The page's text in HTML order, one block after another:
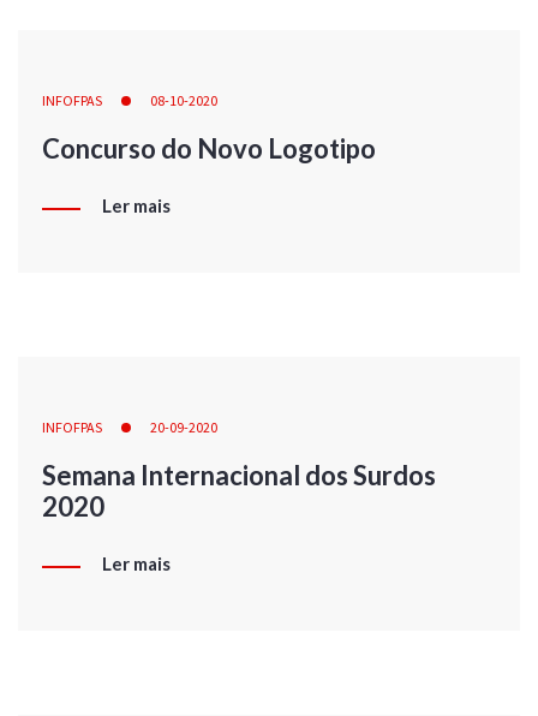
INFOFPAS 08-10-2020
Concurso do Novo Logotipo
Ler mais
INFOFPAS 20-09-2020
Semana Internacional dos Surdos
2020
Ler mais